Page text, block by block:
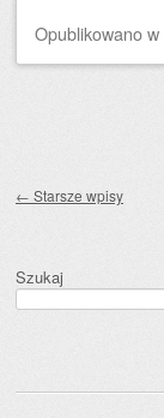
Opublikowanow
← Starsze wpisy
Szukaj